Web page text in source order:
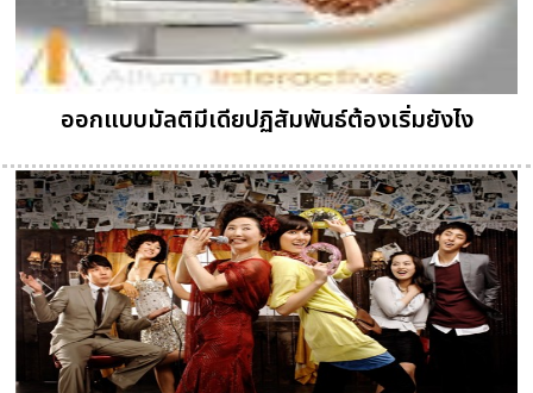
ออกแบบมัลติมีเดียปฏิสัมพันธ์ต้องเริ่มยังไง